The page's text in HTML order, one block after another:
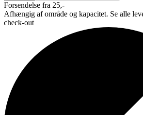
Forsendelse fra 25,-
Afhængig af område og kapacitet. Se alle
check-out